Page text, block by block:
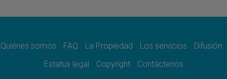
quienes bendicen la guerra
Ucrania: Ataque masivo en Kyiv durante la
Quiénes somos FAQ La Propiedad Los servicios
Difusión
Estatus legal
Copyright Contáctenos